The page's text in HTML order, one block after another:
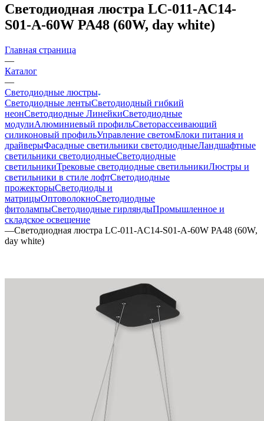
Светодиодная люстра LC-011-AC14-
S01-A-60W PA48 (60W, day white)
Главная страница
—
Каталог
—
Светодиодные люстры
Светодиодные лентыСветодиодный гибкий
неонСветодиодные ЛинейкиСветодиодные
модулиАлюминиевый профильСветорассеивающий
силиконовый профильУправление светомБлоки питания и
драйверыФасадные светильники светодиодныеЛандшафтные
светильники светодиодныеСветодиодные
светильникиТрековые светодиодные светильникиЛюстры и
светильники в стиле лофтСветодиодные
прожекторыСветодиоды и
матрицыОптоволокноСветодиодные
фитолампыСветодиодные гирляндыПромышленное и
складское освещение
—Светодиодная люстра LC-011-AC14-S01-A-60W PA48 (60W,
day white)